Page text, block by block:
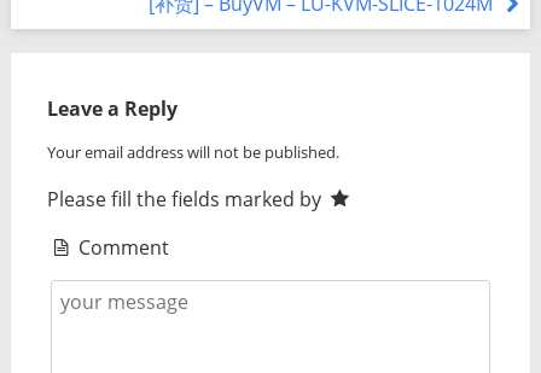
Leave a Reply
Your email address will not be published.
Please fill the fields marked by
Comment